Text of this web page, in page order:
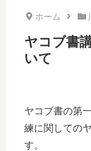
ホーム
ヤコブ書
いて
ヤコブ書の第
練に関しての
す。